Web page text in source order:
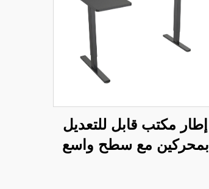
إطار مكتب قابل للتعديل
بمحركين مع سطح واسع